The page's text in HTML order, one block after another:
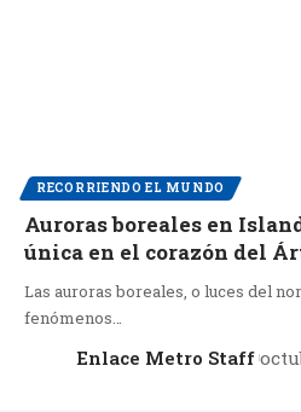
RECORRIENDO EL MUNDO
Auroras boreales en
única en el corazón del
Las auroras boreales, o luces del
fenómenos…
Enlace Metro Staff